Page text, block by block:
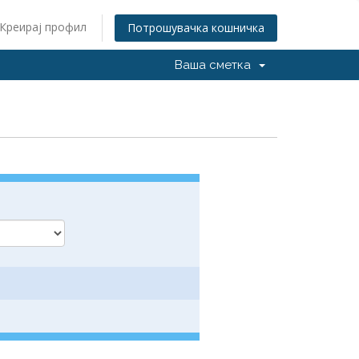
Креирај профил Потрошувачка кошничка
Ваша сметка